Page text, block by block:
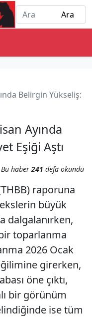
Belirgin Yükseliş:
Ayında
Eşiği Aştı
Bu haber241 defa okundu
raporuna
büyük
dalgalanırken,
bir toparlanma
2026 Ocak
girerken,
öne çıktı,
bir görünüm
ise tüm